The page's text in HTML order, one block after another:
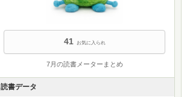
41 お気に入られ
7月の読書メーターまとめ
読書データ